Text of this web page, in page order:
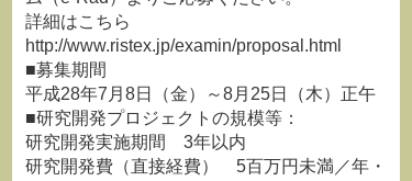
詳細はこちら
http://www.ristex.jp/examin/proposal.html
■募集期間
平成28年7月8日（金）～8月25日（木）正午
■研究開発プロジェクトの規模等：
研究開発実施期間 3年以内
研究開発費（直接経費） 5百万円未満／年・